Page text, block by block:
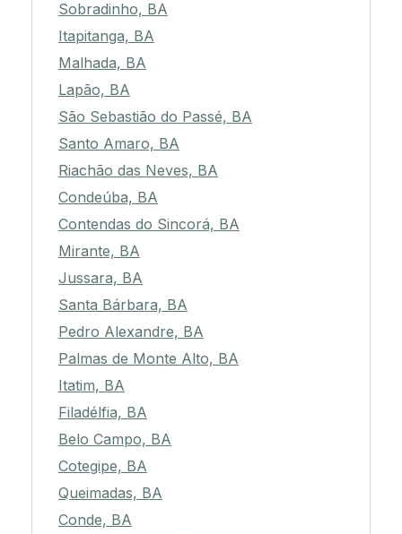
Sobradinho, BA
Itapitanga, BA
Malhada, BA
Lapão, BA
São Sebastião do Passé, BA
Santo Amaro, BA
Riachão das Neves, BA
Condeúba, BA
Contendas do Sincorá, BA
Mirante, BA
Jussara, BA
Santa Bárbara, BA
Pedro Alexandre, BA
Palmas de Monte Alto, BA
Itatim, BA
Filadélfia, BA
Belo Campo, BA
Cotegipe, BA
Queimadas, BA
Conde, BA